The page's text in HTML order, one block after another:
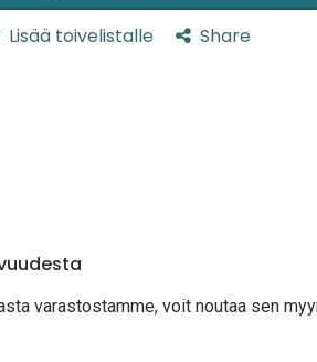
Lisää toivelistalle
Share
sta varastostamme, voit noutaa sen